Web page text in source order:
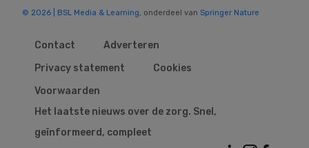
© 2026 | BSL Media & Learning, onderdeel van Springer Nature
Contact
Adverteren
Privacy statement
Cookies
Voorwaarden
Het laatste nieuws over de zorg. Snel,
geïnformeerd, compleet